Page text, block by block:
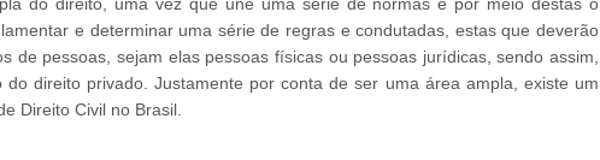
e determinar uma série de regras e condutadas, estas que deverão
de pessoas, sejam elas pessoas físicas ou pessoas jurídicas, sendo assim,
direito privado. Justamente por conta de ser uma área ampla, existe um
Direito Civil no Brasil.